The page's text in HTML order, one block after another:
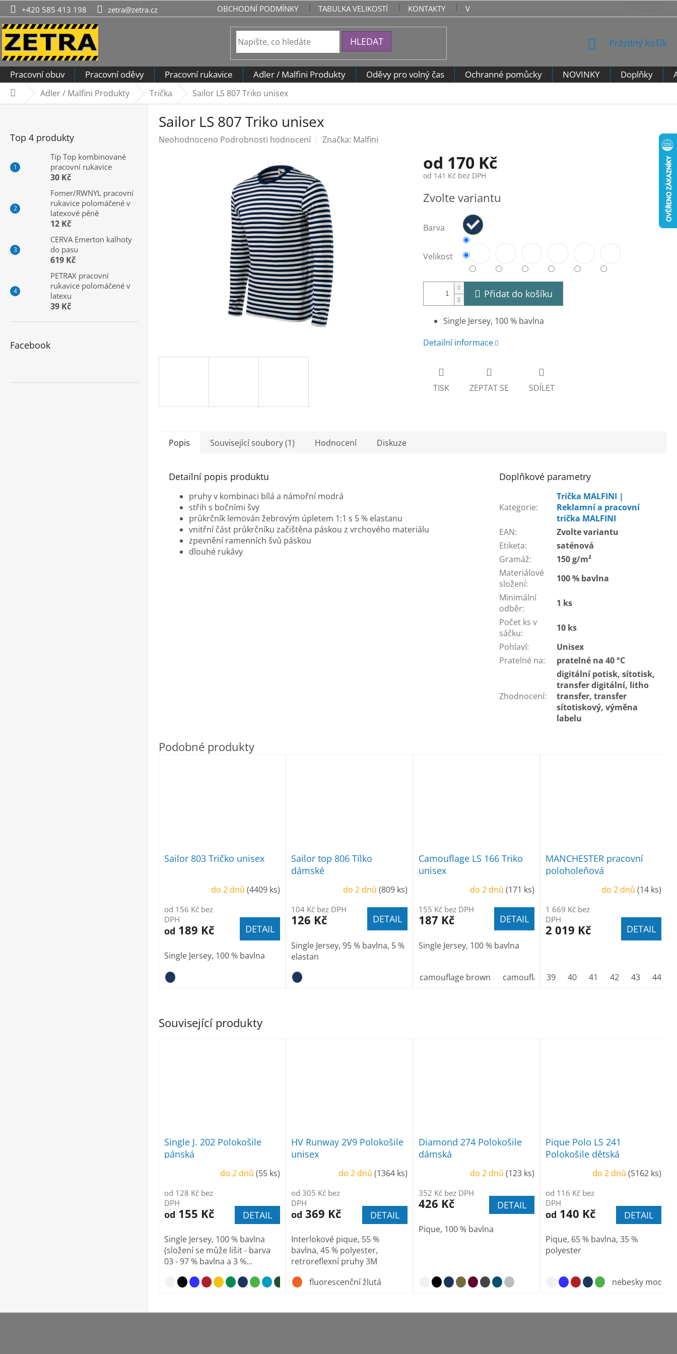
Přejít
na
obsah
+420 585 413 198 zetra@zetra.cz OBCHODNÍ PODMÍNKY TABULKA VELIKOSTÍ KONTAKTY VRÁCENÍ ZBOŽÍ - VZOROVÝ FORMULÁŘ PRO ODSTOUPENÍ
HLEDAT
NÁKUPNÍ
Prázdný košík
Pracovní obuv Pracovní oděvy Pracovní rukavice Adler / Malfini Produkty Oděvy pro volný čas Ochranné pomůcky NOVINKY Doplňky
DomůAdler / Malfini Produkty Trička Sailor LS 807 Triko unisex
Top 4 produkty
Tip Top kombinované
pracovní rukavice
30 Kč
Fomer/RWNYL pracovní
rukavice polomáčené v
latexové pěně
12 Kč
CERVA Emerton kalhoty
do pasu
619 Kč
PETRAX pracovní
rukavice polomáčené v
latexu
39 Kč
Facebook
Sailor LS 807 Triko unisex
Průměrné
Neohodnoceno Podrobnosti hodnocení Značka: Malfini
od 170 Kč
od 141 Kč bez DPH
cena:
Zvolte variantu
Barva
Velikost
Přidat do košíku
Single Jersey, 100 % bavlna
Detailní informace
TISK ZEPTAT SE SDÍLET
Související produkty
Single J. 202 Polokošile
pánská
do 2 dnů(55 ks)
od 128 Kč bez
DPH
od 155 Kč DETAIL
Single Jersey, 100 % bavlna
(složení se může lišit - barva
03 - 97 % bavlna a 3 %...
nebesky modrá
světle šedý melír tmavě šedý melír
HV Runway 2V9 Polokošile
unisex
do 2 dnů (1364 ks)
od 305 Kč bez
DPH
od 369 Kč DETAIL
Interlokové pique, 55 %
bavlna, 45 % polyester,
retroreflexní pruhy 3M
fluorescenční žlutá
Diamond 274 Polokošile
dámská
do 2 dnů (123 ks)
352 Kč bez DPH
426 Kč DETAIL
Pique, 100 % bavlna
Pique Polo LS 241
Polokošile dětská
do 2 dnů (5162 ks)
od 116 Kč bez
DPH
od 140 Kč DETAIL
Pique, 65 % bavlna, 35 %
polyester
nebesky modrá
Popis Související soubory (1) Hodnocení Diskuze
Detailní popis produktu
pruhy v kombinaci bílá a námořní modrá
střih s bočními švy
průkrčník lemován žebrovým úpletem 1:1 s 5 % elastanu
vnitřní část průkrčníku začištěna páskou z vrchového materiálu
zpevnění ramenních švů páskou
dlouhé rukávy
Doplňkové parametry
Kategorie:
Trička MALFINI |
Reklamní a pracovní
trička MALFINI
EAN:
Zvolte variantu
Etiketa:
saténová
Gramáž:
150 g/m²
Materiálové
složení:
100 % bavlna
Minimální
odběr:
1 ks
Počet ks v
sáčku:
10 ks
Pohlaví:
Unisex
Pratelné na: pratelné na 40 °C
Zhodnocení:
digitální potisk, sítotisk,
transfer digitální, litho
transfer, transfer
sítotiskový, výměna
labelu
Sailor 803 Tričko unisex
do 2 dnů(4409 ks)
od 156 Kč bez
DPH
od 189 Kč DETAIL
Single Jersey, 100 % bavlna
Sailor top 806 Tílko
dámské
do 2 dnů (809 ks)
104 Kč bez DPH
126 Kč DETAIL
Single Jersey, 95 % bavlna, 5 %
elastan
Camouflage LS 166 Triko
unisex
do 2 dnů (171 ks)
155 Kč bez DPH
187 Kč DETAIL
Single Jersey, 100 % bavlna
camouflage brown camouflage gray camouflage green
MANCHESTER pracovní
poloholeňová
do 2 dnů (14 ks)
1 669 Kč bez
DPH
2 019 Kč DETAIL
39 40 41 42 43 44
Z